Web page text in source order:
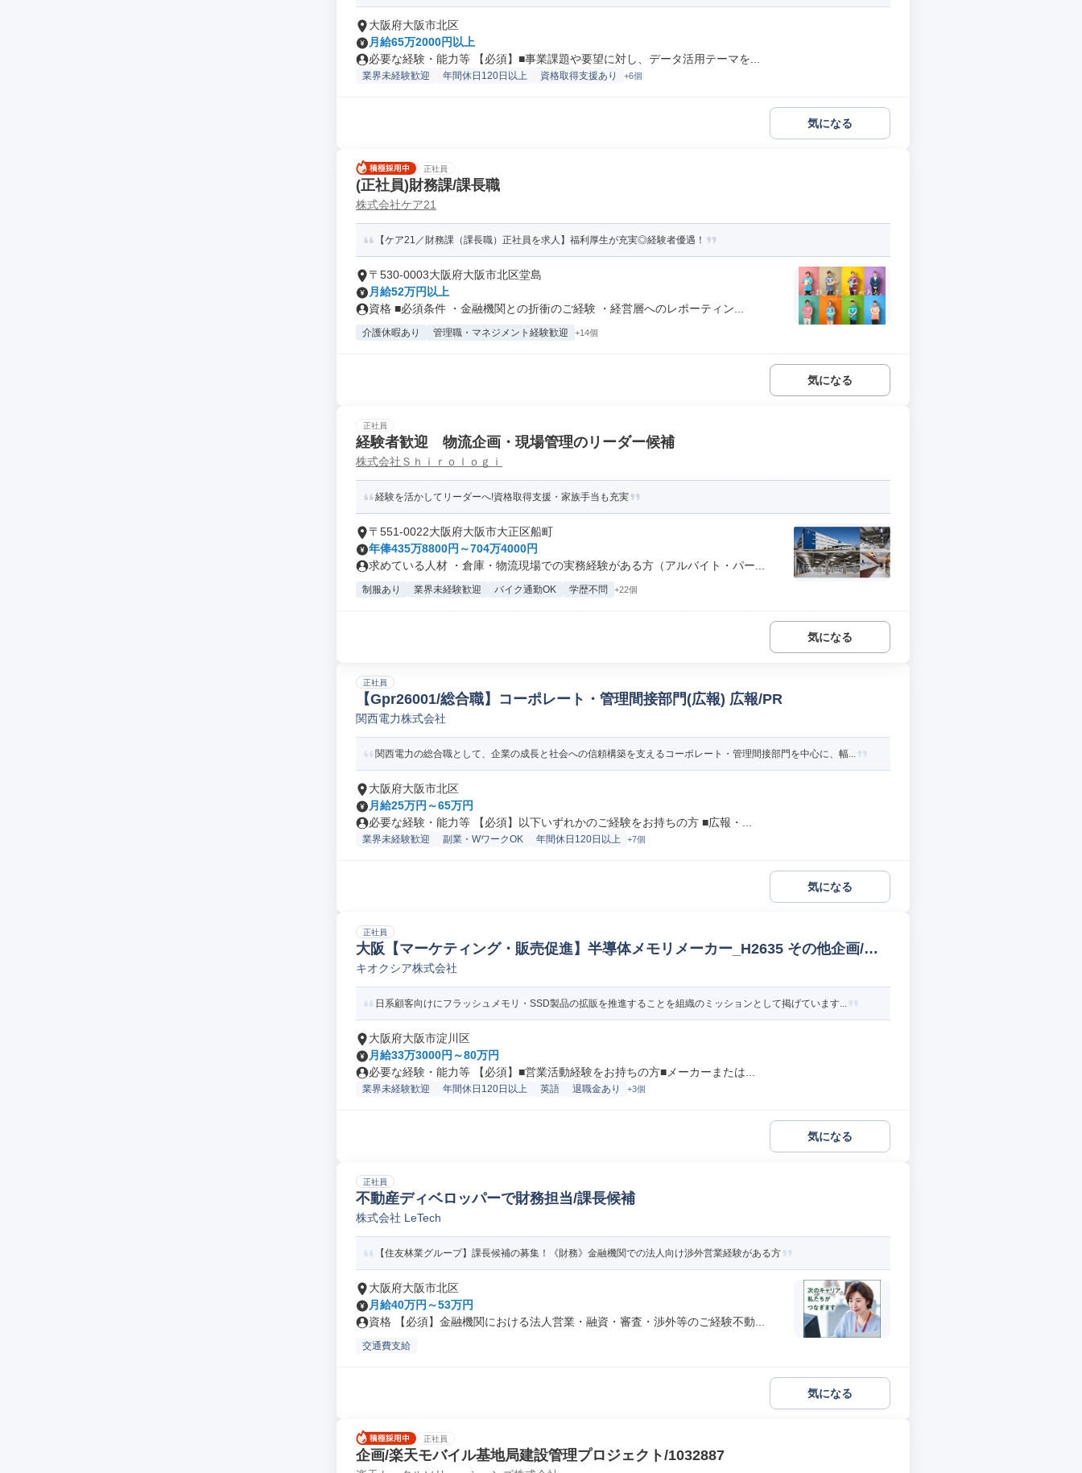
大阪府大阪市北区
月給65万2000円以上
必要な経験・能力等 【必須】■事業課題や要望に対し、データ活用テーマを...
業界未経験歓迎 年間休日120日以上 資格取得支援あり +6個
気になる
正社員
(正社員)財務課/課長職
株式会社ケア21
【ケア21／財務課（課長職）正社員を求人】福利厚生が充実◎経験者優遇！
〒530-0003大阪府大阪市北区堂島
月給52万円以上
資格 ■必須条件 ・金融機関との折衝のご経験 ・経営層へのレポーティン...
介護休暇あり 管理職・マネジメント経験歓迎 +14個
気になる
正社員
経験者歓迎 物流企画・現場管理のリーダー候補
株式会社Ｓｈｉｒｏｌｏｇｉ
経験を活かしてリーダーへ!資格取得支援・家族手当も充実
〒551-0022大阪府大阪市大正区船町
年俸435万8800円～704万4000円
求めている人材 ・倉庫・物流現場での実務経験がある方（アルバイト・パー...
制服あり 業界未経験歓迎 バイク通勤OK 学歴不問 +22個
気になる
正社員
【Gpr26001/総合職】コーポレート・管理間接部門(広報) 広報/PR
関西電力株式会社
関西電力の総合職として、企業の成長と社会への信頼構築を支えるコーポレート・管理間接部門を中心に、幅...
大阪府大阪市北区
月給25万円～65万円
必要な経験・能力等 【必須】以下いずれかのご経験をお持ちの方 ■広報・...
業界未経験歓迎 副業・WワークOK 年間休日120日以上 +7個
気になる
正社員
大阪【マーケティング・販売促進】半導体メモリメーカー_H2635 その他企画/マ
ーケティング
キオクシア株式会社
日系顧客向けにフラッシュメモリ・SSD製品の拡販を推進することを組織のミッションとして掲げています...
大阪府大阪市淀川区
月給33万3000円～80万円
必要な経験・能力等 【必須】■営業活動経験をお持ちの方■メーカーまたは...
業界未経験歓迎 年間休日120日以上 英語 退職金あり +3個
気になる
正社員
不動産ディベロッパーで財務担当/課長候補
株式会社 LeTech
【住友林業グループ】課長候補の募集！《財務》金融機関での法人向け渉外営業経験がある方
大阪府大阪市北区
月給40万円～53万円
資格 【必須】金融機関における法人営業・融資・審査・渉外等のご経験不動...
交通費支給
気になる
正社員
企画/楽天モバイル基地局建設管理プロジェクト/1032887